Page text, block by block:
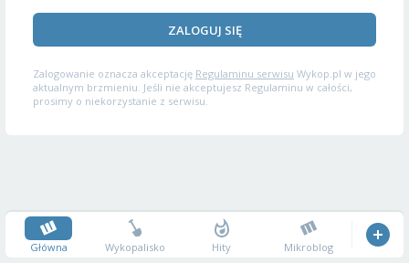
ZALOGUJ SIĘ
Zalogowanie oznacza akceptację Regulaminu serwisu Wykop.pl w jego
aktualnym brzmieniu. Jeśli nie akceptujesz Regulaminu w całości,
prosimy o niekorzystanie z serwisu.
Główna Wykopalisko Hity Mikroblog